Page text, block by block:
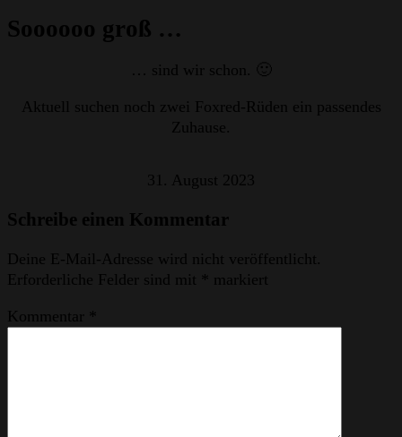
Soooooo groß …
… sind wir schon. 🙂
Aktuell suchen noch zwei Foxred-Rüden ein passendes
Zuhause.
31. August 2023
Schreibe einen Kommentar
Deine E-Mail-Adresse wird nicht veröffentlicht.
Erforderliche Felder sind mit * markiert
Kommentar *